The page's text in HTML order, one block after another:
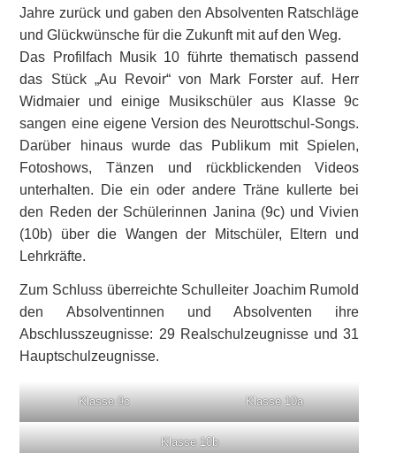
Jahre zurück und gaben den Absolventen Ratschläge
und Glückwünsche für die Zukunft mit auf den Weg.
Das Profilfach Musik 10 führte thematisch passend
das Stück „Au Revoir“ von Mark Forster auf. Herr
Widmaier und einige Musikschüler aus Klasse 9c
sangen eine eigene Version des Neurottschul-Songs.
Darüber hinaus wurde das Publikum mit Spielen,
Fotoshows, Tänzen und rückblickenden Videos
unterhalten. Die ein oder andere Träne kullerte bei
den Reden der Schülerinnen Janina (9c) und Vivien
(10b) über die Wangen der Mitschüler, Eltern und
Lehrkräfte.
Zum Schluss überreichte Schulleiter Joachim Rumold
den Absolventinnen und Absolventen ihre
Abschlusszeugnisse: 29 Realschulzeugnisse und 31
Hauptschulzeugnisse.
Klasse 9c Klasse 10a
Klasse 10b